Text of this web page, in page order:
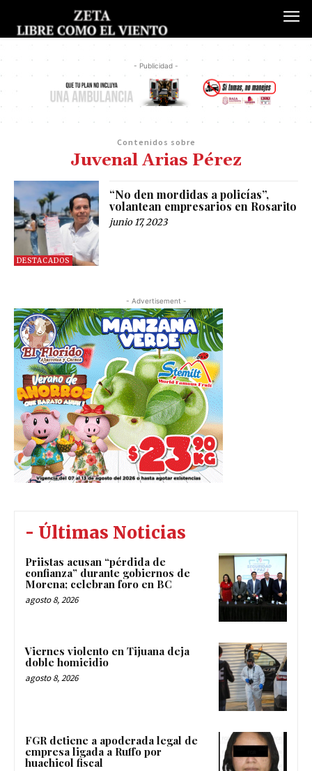
- Publicidad -
Contenidos sobre
Juvenal Arias Pérez
DESTACADOS
“No den mordidas a policías”,
volantean empresarios en Rosarito
junio 17, 2023
- Advertisement -
- Últimas Noticias
Priistas acusan “pérdida de
confianza” durante gobiernos de
Morena; celebran foro en BC
agosto 8, 2026
Viernes violento en Tijuana deja
doble homicidio
agosto 8, 2026
FGR detiene a apoderada legal de
empresa ligada a Ruffo por
huachicol fiscal